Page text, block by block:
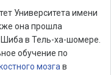
Университета имени
она прошла
в Тель-ха-шомере.
обучение по
мозга в